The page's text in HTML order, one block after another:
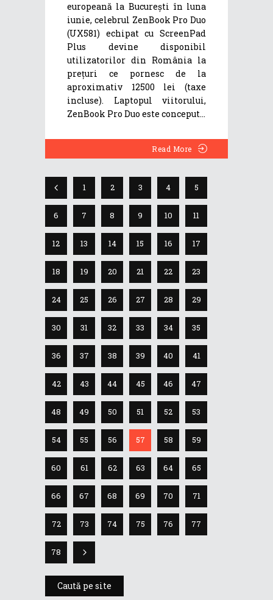
europeană la București în luna
iunie, celebrul ZenBook Pro Duo
(UX581) echipat cu ScreenPad
Plus devine disponibil
utilizatorilor din România la
prețuri ce pornesc de la
aproximativ 12500 lei (taxe
incluse). Laptopul viitorului,
ZenBook Pro Duo este conceput
Read More
1 2 3 4 5
6 7 8 9 10 11
12 13 14 15 16 17
18 19 20 21 22 23
24 25 26 27 28 29
30 31 32 33 34 35
36 37 38 39 40 41
42 43 44 45 46 47
48 49 50 51 52 53
54 55 56 57 58 59
60 61 62 63 64 65
66 67 68 69 70 71
72 73 74 75 76 77
78
Caută pe site